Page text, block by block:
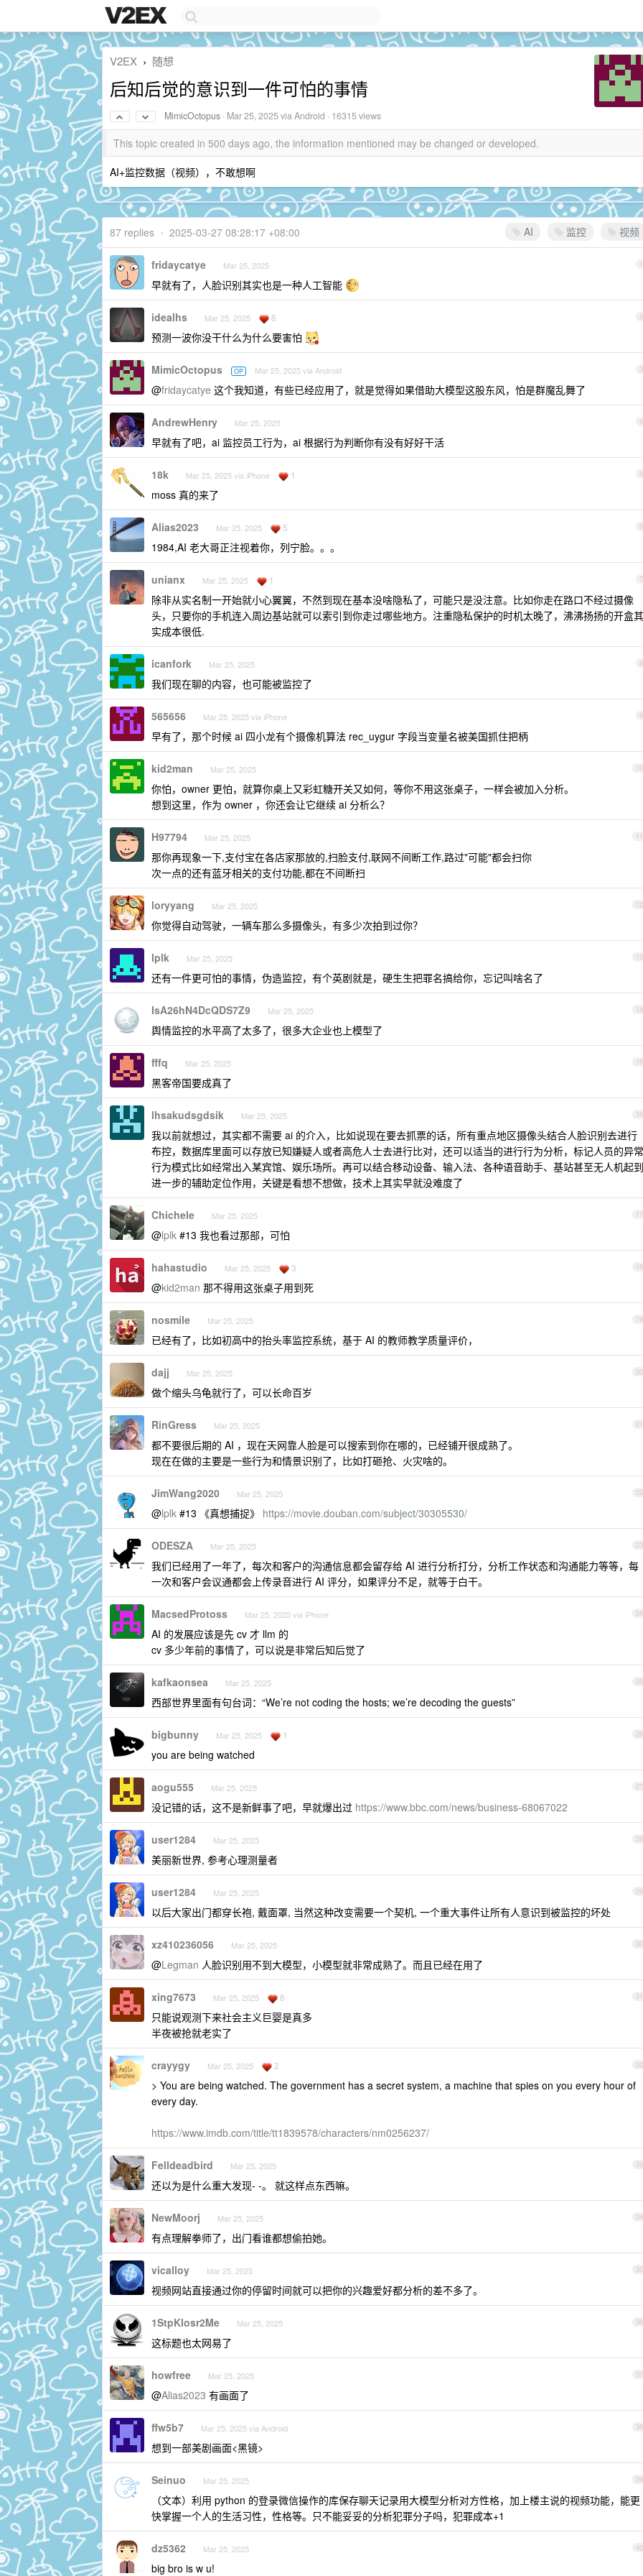
V2EX › 随想
后知后觉的意识到一件可怕的事情
MimicOctopus · Mar 25, 2025via Android · 16315 views
This topic created in 500 days ago, the information mentioned may be changed or developed.
AI+监控数据（视频），不敢想啊
AI 监控 视频
87 replies • 2025-03-27 08:28:17 +08:00
1
fridaycatye Mar 25, 2025
早就有了，人脸识别其实也是一种人工智能
2
idealhs Mar 25, 2025 8
预测一波你没干什么为什么要害怕
3
MimicOctopus OP Mar 25, 2025 via Android
@fridaycatye 这个我知道，有些已经应用了，就是觉得如果借助大模型这股东风，怕是群魔乱舞了
4
AndrewHenry Mar 25, 2025
早就有了吧，ai 监控员工行为，ai 根据行为判断你有没有好好干活
5
18k Mar 25, 2025 via iPhone 1
moss 真的来了
6
Alias2023 Mar 25, 2025 5
1984,AI 老大哥正注视着你，列宁脸。。。
7
unianx Mar 25, 2025 1
除非从实名制一开始就小心翼翼，不然到现在基本没啥隐私了，可能只是没注意。比如你走在路口不经过摄像
头，只要你的手机连入周边基站就可以索引到你走过哪些地方。注重隐私保护的时机太晚了，沸沸扬扬的开盒其
实成本很低.
8
icanfork Mar 25, 2025
我们现在聊的内容，也可能被监控了
9
565656 Mar 25, 2025 via iPhone
早有了，那个时候 ai 四小龙有个摄像机算法 rec_uygur 字段当变量名被美国抓住把柄
10
kid2man Mar 25, 2025
你怕，owner 更怕，就算你桌上又彩虹糖开关又如何，等你不用这张桌子，一样会被加入分析。
想到这里，作为 owner ，你还会让它继续 ai 分析么？
11
H97794 Mar 25, 2025
那你再现象一下,支付宝在各店家那放的,扫脸支付,联网不间断工作,路过"可能"都会扫你
次一点的还有蓝牙相关的支付功能,都在不间断扫
12
loryyang Mar 25, 2025
你觉得自动驾驶，一辆车那么多摄像头，有多少次拍到过你？
13
lplk Mar 25, 2025
还有一件更可怕的事情，伪造监控，有个英剧就是，硬生生把罪名搞给你，忘记叫啥名了
14
IsA26hN4DcQDS7Z9 Mar 25, 2025
舆情监控的水平高了太多了，很多大企业也上模型了
15
fffq Mar 25, 2025
黑客帝国要成真了
16
lhsakudsgdsik Mar 25, 2025
我以前就想过，其实都不需要 ai 的介入，比如说现在要去抓票的话，所有重点地区摄像头结合人脸识别去进行
布控，数据库里面可以存放已知嫌疑人或者高危人士去进行比对，还可以适当的进行行为分析，标记人员的异常
行为模式比如经常出入某宾馆、娱乐场所。再可以结合移动设备、输入法、各种语音助手、基站甚至无人机起到
进一步的辅助定位作用，关键是看想不想做，技术上其实早就没难度了
17
Chichele Mar 25, 2025
@lplk #13 我也看过那部，可怕
18
hahastudio Mar 25, 2025 3
@kid2man 那不得用这张桌子用到死
19
nosmile Mar 25, 2025
已经有了，比如初高中的抬头率监控系统，基于 AI 的教师教学质量评价，
20
dajj Mar 25, 2025
做个缩头乌龟就行了，可以长命百岁
21
RinGress Mar 25, 2025
都不要很后期的 AI ，现在天网靠人脸是可以搜索到你在哪的，已经铺开很成熟了。
现在在做的主要是一些行为和情景识别了，比如打砸抢、火灾啥的。
22
JimWang2020 Mar 25, 2025
@lplk #13 《真想捕捉》 https://movie.douban.com/subject/30305530/
23
ODESZA Mar 25, 2025
我们已经用了一年了，每次和客户的沟通信息都会留存给 AI 进行分析打分，分析工作状态和沟通能力等等，每
一次和客户会议通都会上传录音进行 AI 评分，如果评分不足，就等于白干。
24
MacsedProtoss Mar 25, 2025 via iPhone
AI 的发展应该是先 cv 才 llm 的
cv 多少年前的事情了，可以说是非常后知后觉了
25
kafkaonsea Mar 25, 2025
西部世界里面有句台词：“We’re not coding the hosts; we’re decoding the guests”
26
bigbunny Mar 25, 2025 1
you are being watched
27
aogu555 Mar 25, 2025
没记错的话，这不是新鲜事了吧，早就爆出过 https://www.bbc.com/news/business-68067022
28
user1284 Mar 25, 2025
美丽新世界, 参考心理测量者
29
user1284 Mar 25, 2025
以后大家出门都穿长袍, 戴面罩, 当然这种改变需要一个契机, 一个重大事件让所有人意识到被监控的坏处
30
xz410236056 Mar 25, 2025
@Legman 人脸识别用不到大模型，小模型就非常成熟了。而且已经在用了
31
xing7673 Mar 25, 2025 8
只能说观测下来社会主义巨婴是真多
半夜被抢就老实了
32
crayygy Mar 25, 2025 2
> You are being watched. The government has a secret system, a machine that spies on you every hour of
every day.
https://www.imdb.com/title/tt1839578/characters/nm0256237/
33
Felldeadbird Mar 25, 2025
还以为是什么重大发现- -。 就这样点东西嘛。
34
NewMoorj Mar 25, 2025
有点理解拳师了，出门看谁都想偷拍她。
35
vicalloy Mar 25, 2025
视频网站直接通过你的停留时间就可以把你的兴趣爱好都分析的差不多了。
36
1StpKlosr2Me Mar 25, 2025
这标题也太网易了
37
howfree Mar 25, 2025
@Alias2023 有画面了
38
ffw5b7 Mar 25, 2025 via Android
想到一部美剧画面<黑镜>
39
Seinuo Mar 25, 2025
（文本）利用 python 的登录微信操作的库保存聊天记录用大模型分析对方性格，加上楼主说的视频功能，能更
快掌握一个人的生活习性，性格等。只不能妥妥的分析犯罪分子吗，犯罪成本+1
40
dz5362 Mar 25, 2025
big bro is w u!